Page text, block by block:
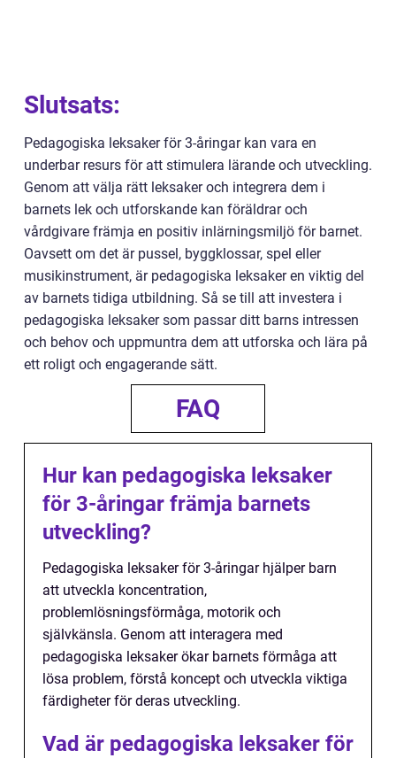
Slutsats:
Pedagogiska leksaker för 3-åringar kan vara en
underbar resurs för att stimulera lärande och utveckling.
Genom att välja rätt leksaker och integrera dem i
barnets lek och utforskande kan föräldrar och
vårdgivare främja en positiv inlärningsmiljö för barnet.
Oavsett om det är pussel, byggklossar, spel eller
musikinstrument, är pedagogiska leksaker en viktig del
av barnets tidiga utbildning. Så se till att investera i
pedagogiska leksaker som passar ditt barns intressen
och behov och uppmuntra dem att utforska och lära på
ett roligt och engagerande sätt.
FAQ
Hur kan pedagogiska leksaker
för 3-åringar främja barnets
utveckling?
Pedagogiska leksaker för 3-åringar hjälper barn
att utveckla koncentration,
problemlösningsförmåga, motorik och
självkänsla. Genom att interagera med
pedagogiska leksaker ökar barnets förmåga att
lösa problem, förstå koncept och utveckla viktiga
färdigheter för deras utveckling.
Vad är pedagogiska leksaker för